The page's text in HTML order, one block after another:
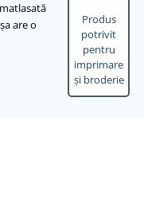
are o
Produs
potrivit
pentru
imprimare
și broderie